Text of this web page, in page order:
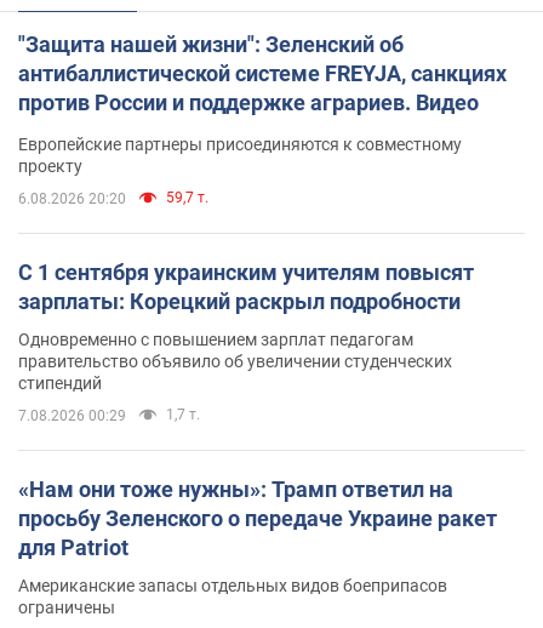
"Защита нашей жизни": Зеленский об
антибаллистической системе FREYJA, санкциях
против России и поддержке аграриев. Видео
Европейские партнеры присоединяются к совместному
проекту
6.08.2026 20:20 59,7 т.
С 1 сентября украинским учителям повысят
зарплаты: Корецкий раскрыл подробности
Одновременно с повышением зарплат педагогам
правительство объявило об увеличении студенческих
стипендий
7.08.2026 00:29 1,7 т.
«Нам они тоже нужны»: Трамп ответил на
просьбу Зеленского о передаче Украине ракет
для Patriot
Американские запасы отдельных видов боеприпасов
ограничены